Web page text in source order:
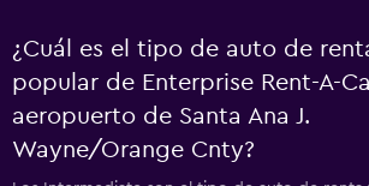
¿Cuál es el tipo de auto de
popular de Enterprise Rent-A-
aeropuerto de Santa Ana J.
Wayne/Orange Cnty?